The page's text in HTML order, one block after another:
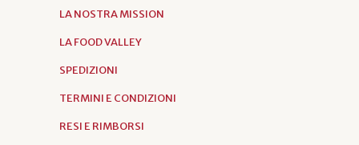
LA NOSTRA MISSION
LA FOOD VALLEY
SPEDIZIONI
TERMINI E CONDIZIONI
RESI E RIMBORSI